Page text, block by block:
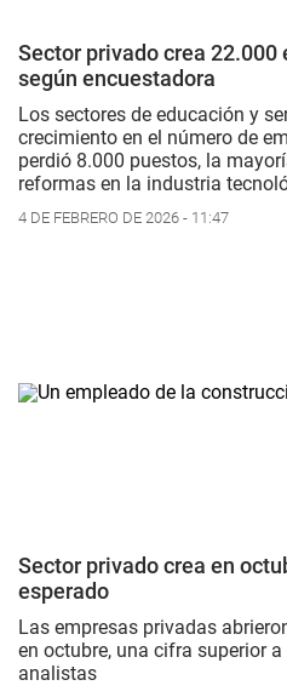
Sector privado crea 22.000
según encuestadora
Los sectores de educación y
crecimiento en el número de
perdió 8.000 puestos, la
reformas en la industria
4 DE FEBRERO DE 2026 - 11:47
Sector privado crea en
esperado
Las empresas privadas
en octubre, una cifra superior
analistas